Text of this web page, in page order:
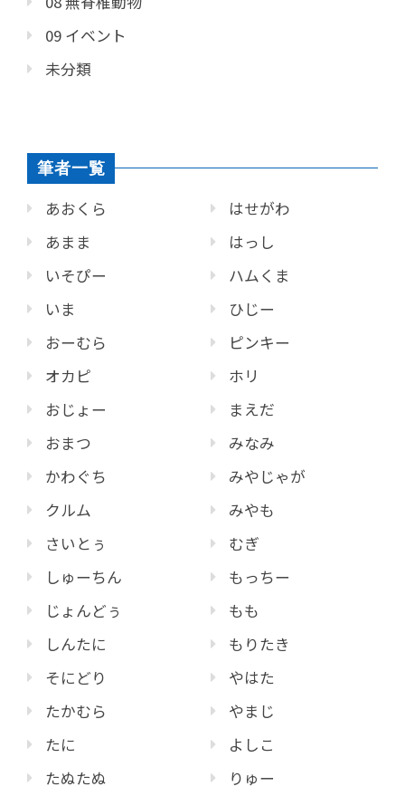
09 イベント
未分類
筆者一覧
あおくら
あまま
いそぴー
いま
おーむら
オカピ
おじょー
おまつ
かわぐち
クルム
さいとぅ
しゅーちん
じょんどぅ
しんたに
そにどり
たかむら
たに
たぬたぬ
はせがわ
はっし
ハムくま
ひじー
ピンキー
ホリ
まえだ
みなみ
みやじゃが
みやも
むぎ
もっちー
もも
もりたき
やはた
やまじ
よしこ
りゅー